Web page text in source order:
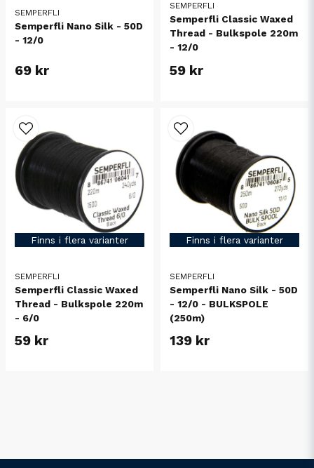
SEMPERFLI
Semperfli Nano Silk - 50D
- 12/0
69 kr
SEMPERFLI
Semperfli Classic Waxed
Thread - Bulkspole 220m
- 12/0
59 kr
Finns i flera varianter
SEMPERFLI
Semperfli Classic Waxed
Thread - Bulkspole 220m
- 6/0
59 kr
Finns i flera varianter
SEMPERFLI
Semperfli Nano Silk - 50D
- 12/0 - BULKSPOLE
(250m)
139 kr